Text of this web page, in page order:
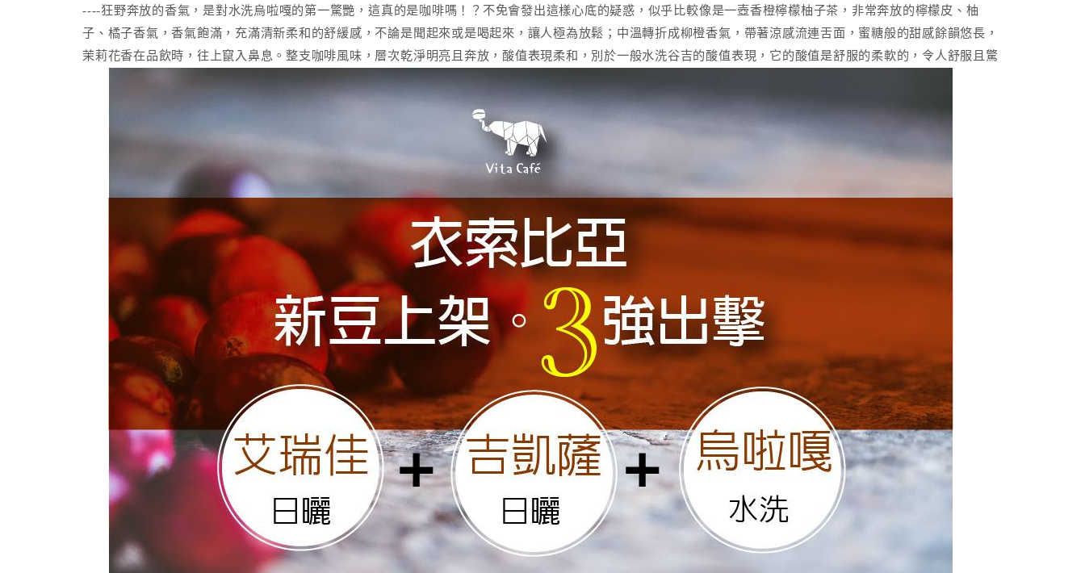
----狂野奔放的香氣，是對水洗烏啦嘎的第一驚艷，這真的是咖啡嗎！？不免會發出這樣心底的疑惑，似乎比較像是一壺香橙檸檬柚子茶，非常奔放的檸檬皮、柚
子、橘子香氣，香氣飽滿，充滿清新柔和的舒緩感，不論是聞起來或是喝起來，讓人極為放鬆；中溫轉折成柳橙香氣，帶著涼感流連舌面，蜜糖般的甜感餘韻悠長，
茉莉花香在品飲時，往上竄入鼻息。整支咖啡風味，層次乾淨明亮且奔放，酸值表現柔和，別於一般水洗谷吉的酸值表現，它的酸值是舒服的柔軟的，令人舒服且驚